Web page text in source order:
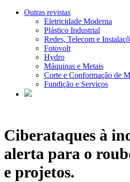
Outras revistas
Eletricidade Moderna
Plástico Industrial
Redes, Telecom e
Fotovolt
Hydro
Máquinas e Metais
Corte e Conformação de
Fundição e Serviços
Ciberataques à
alerta para o
e projetos.